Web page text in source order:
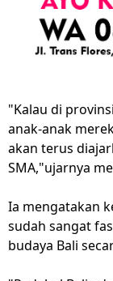
"Kalau di
anak-anak
akan terus
SMA,"ujarnya
Ia mengatakan
sudah sangat
budaya Bali